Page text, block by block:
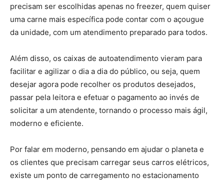
precisam ser escolhidas apenas no freezer, quem quiser
uma carne mais específica pode contar com o açougue
da unidade, com um atendimento preparado para todos.
Além disso, os caixas de autoatendimento vieram para
facilitar e agilizar o dia a dia do público, ou seja, quem
desejar agora pode recolher os produtos desejados,
passar pela leitora e efetuar o pagamento ao invés de
solicitar a um atendente, tornando o processo mais ágil,
moderno e eficiente.
Por falar em moderno, pensando em ajudar o planeta e
os clientes que precisam carregar seus carros elétricos,
existe um ponto de carregamento no estacionamento